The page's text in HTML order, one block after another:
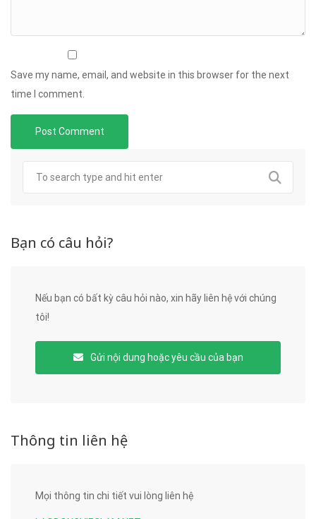
Save my name, email, and website in this browser for the next
time I comment.
Bạn có câu hỏi?
Nếu bạn có bất kỳ câu hỏi nào, xin hãy liên hệ với chúng
tôi!
Gửi nội dung hoặc yêu cầu của bạn
Thông tin liên hệ
Mọi thông tin chi tiết vui lòng liên hệ